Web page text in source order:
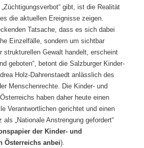
gibt, ist die Realität
die aktuellen Ereignisse zeigen.
Tatsache, dass es sich dabei
Einzelfälle, sondern um sichtbar
strukturellen Gewalt handelt, erscheint
geboten“, betont die Salzburger Kinder-
Holz-Dahrenstaedt anlässlich des
Menschenrechte. Die Kinder- und
haben daher heute einen
Verantwortlichen gerichtet und einen
„Nationale Anstrengung gefordert“
der Kinder- und
Österreichs anbei).